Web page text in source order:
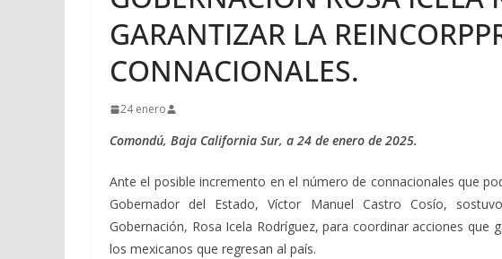
GARANTIZAR LA
CONNACIONALES.
24 enero
Comondú, Baja California Sur, a 24 de enero de 2025.
Ante el posible incremento en el número de connacionales que
Gobernador del Estado, Víctor Manuel Castro Cosío,
Gobernación, Rosa Icela Rodríguez, para coordinar acciones que
los mexicanos que regresan al país.